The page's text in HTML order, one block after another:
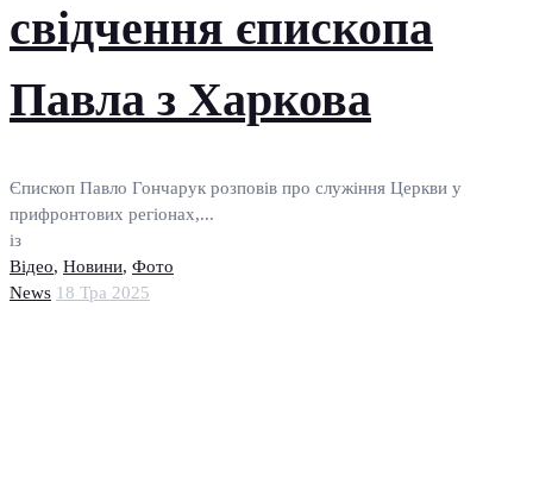
свідчення єпископа
Павла з Харкова
Єпископ Павло Гончарук розповів про служіння Церкви у
прифронтових регіонах,...
із
Відео, Новини, Фото
News 18 Тра 2025